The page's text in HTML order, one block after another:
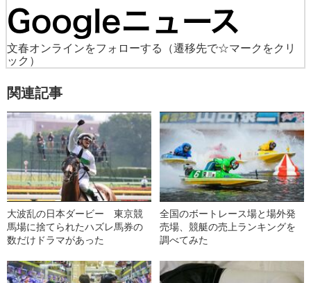
文春オンラインをフォローする
（遷移先で☆マークをクリ
ック）
関連記事
大波乱の日本ダービー 東京競
馬場に捨てられたハズレ馬券の
数だけドラマがあった
全国のボートレース場と場外発
売場、競艇の売上ランキングを
調べてみた